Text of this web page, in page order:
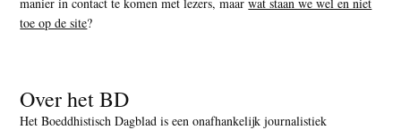
toe op de site?
Over het BD
Het Boeddhistisch Dagblad is een onafhankelijk journalistiek